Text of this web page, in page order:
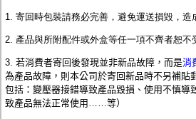
1. 寄回時包裝請務必完善，避免運送損毀，造
2. 產品與所附配件或外盒等任一項不齊者恕不
3. 若消費者寄回後發現並非新品故障，而是消
為產品故障，則本公司於寄回新品時不另補貼
包括：變壓器接錯導致產品毀損、使用不慎導
致產品無法正常使用……等）